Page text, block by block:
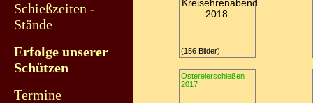
Schießzeiten -
Stände
Erfolge unserer
Schützen
Termine
(156 Bilder)
Ostereierschießen
2017